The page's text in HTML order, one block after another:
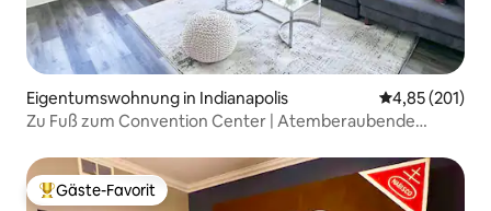
Eigentumswohnung in Indianapolis
4,85 (201)
Zu Fuß zum Convention Center | Atemberaubende
Beliebter Gäste-Favorit.
Gäste-Favorit